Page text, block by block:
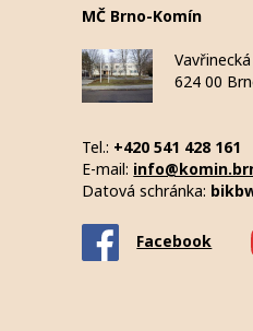
MČ Brno-Komín
624 00
Tel.: +420 541 428 161
E-mail:
Datová schránka:
Facebook